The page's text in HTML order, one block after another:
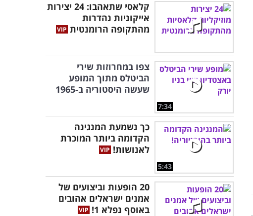
קלאסי שתאהבו: 24 יצירות
אייקוניות נהדרות
מהתקופה הרומנטית
7:34
צפו במחרוזות שירי
הביטלס מתוך המופע
שעשה היסטוריה ב-1965
5:43
כך נשמעת המנגינה
הקדומה ביותר המוכרת
לאנושות!
20 הופעות וביצועים של
אמנים ישראלים אהובים
באוסף נפלא 1!